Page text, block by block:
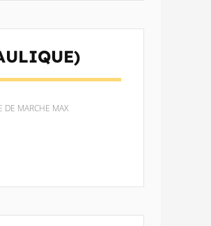
DE MARCHE MAX